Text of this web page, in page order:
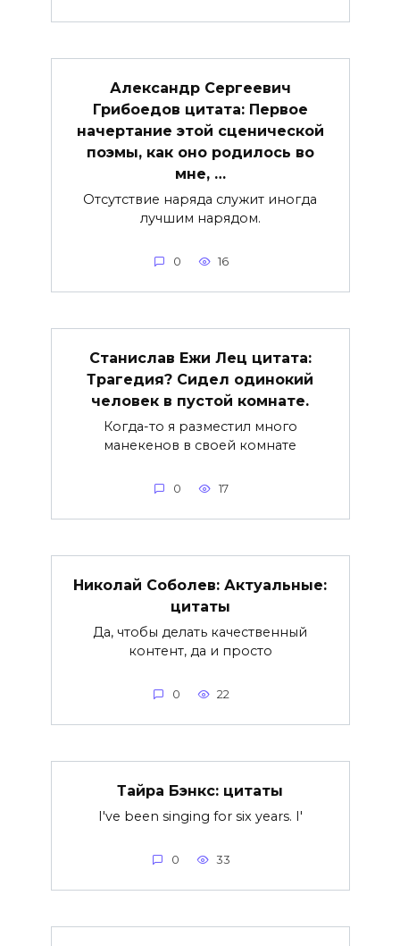
Александр Сергеевич
Грибоедов цитата: Первое
начертание этой сценической
поэмы, как оно родилось во
мне, …
Отсутствие наряда служит иногда
лучшим нарядом.
0 16
Станислав Ежи Лец цитата:
Трагедия? Сидел одинокий
человек в пустой комнате.
Когда-то я разместил много
манекенов в своей комнате
0 17
Николай Соболев: Актуальные:
цитаты
Да, чтобы делать качественный
контент, да и просто
0 22
Тайра Бэнкс: цитаты
I've been singing for six years. I'
0 33